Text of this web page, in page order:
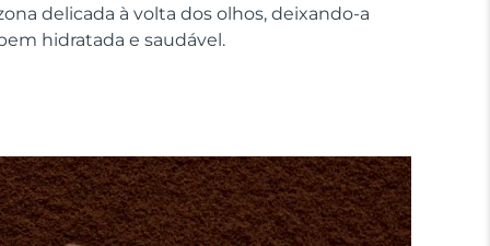
delicada à volta dos olhos, deixando-a
hidratada e saudável.